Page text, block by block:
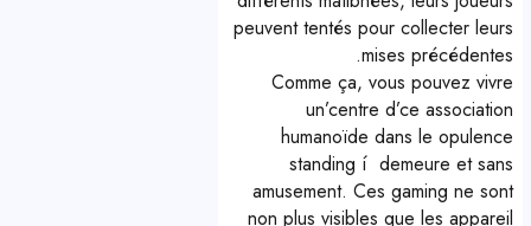
peuvent tentés pour collecter leurs
mises précédentes.
Comme ça, vous pouvez vivre
un’centre d’ce association
humanoïde dans le opulence
standing í demeure et sans
amusement. Ces gaming ne sont
non plus visibles que les appareil